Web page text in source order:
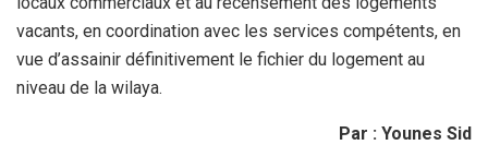
vacants, en coordination avec les services compétents, en
vue d’assainir définitivement le fichier du logement au
niveau de la wilaya.
Par : Younes Sid